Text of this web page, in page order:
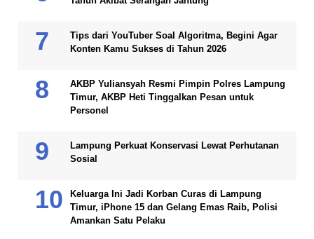
Tips dari YouTuber Soal Algoritma, Begini Agar
Konten Kamu Sukses di Tahun 2026
AKBP Yuliansyah Resmi Pimpin Polres Lampung
Timur, AKBP Heti Tinggalkan Pesan untuk
Personel
Lampung Perkuat Konservasi Lewat Perhutanan
Sosial
Keluarga Ini Jadi Korban Curas di Lampung
Timur, iPhone 15 dan Gelang Emas Raib, Polisi
Amankan Satu Pelaku